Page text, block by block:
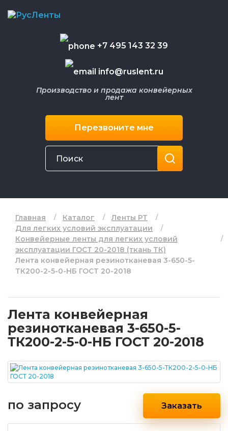
+7 495 143 32 39
info@ruslent.ru
Перезвоните мне
Производство и продажа конвейерных
лент
Главная Каталог
Ленты РТ
Для легких условий эксплуатации
Конвейерные ленты для легких условий
эксплуатации ГОСТ 20-2018 (ткань ТК)
Лента конвейерная резинотканевая 3-650-5-
ТК200-2-5-0-НБ ГОСТ 20-2018
Лента конвейерная
резинотканевая 3-650-5-
ТК200-2-5-0-НБ ГОСТ 20-2018
по запросу Заказать